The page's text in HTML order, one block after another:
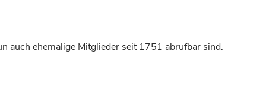
auch ehemalige Mitglieder seit 1751 abrufbar sind.